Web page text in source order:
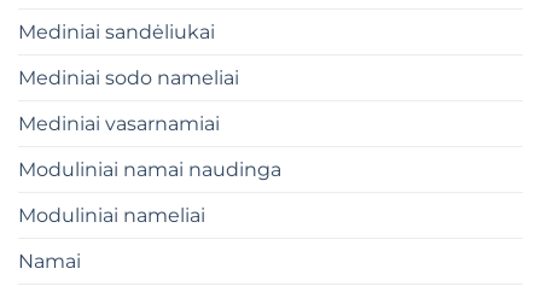
Mediniai sandėliukai
Mediniai sodo nameliai
Mediniai vasarnamiai
Moduliniai namai naudinga
Moduliniai nameliai
Namai